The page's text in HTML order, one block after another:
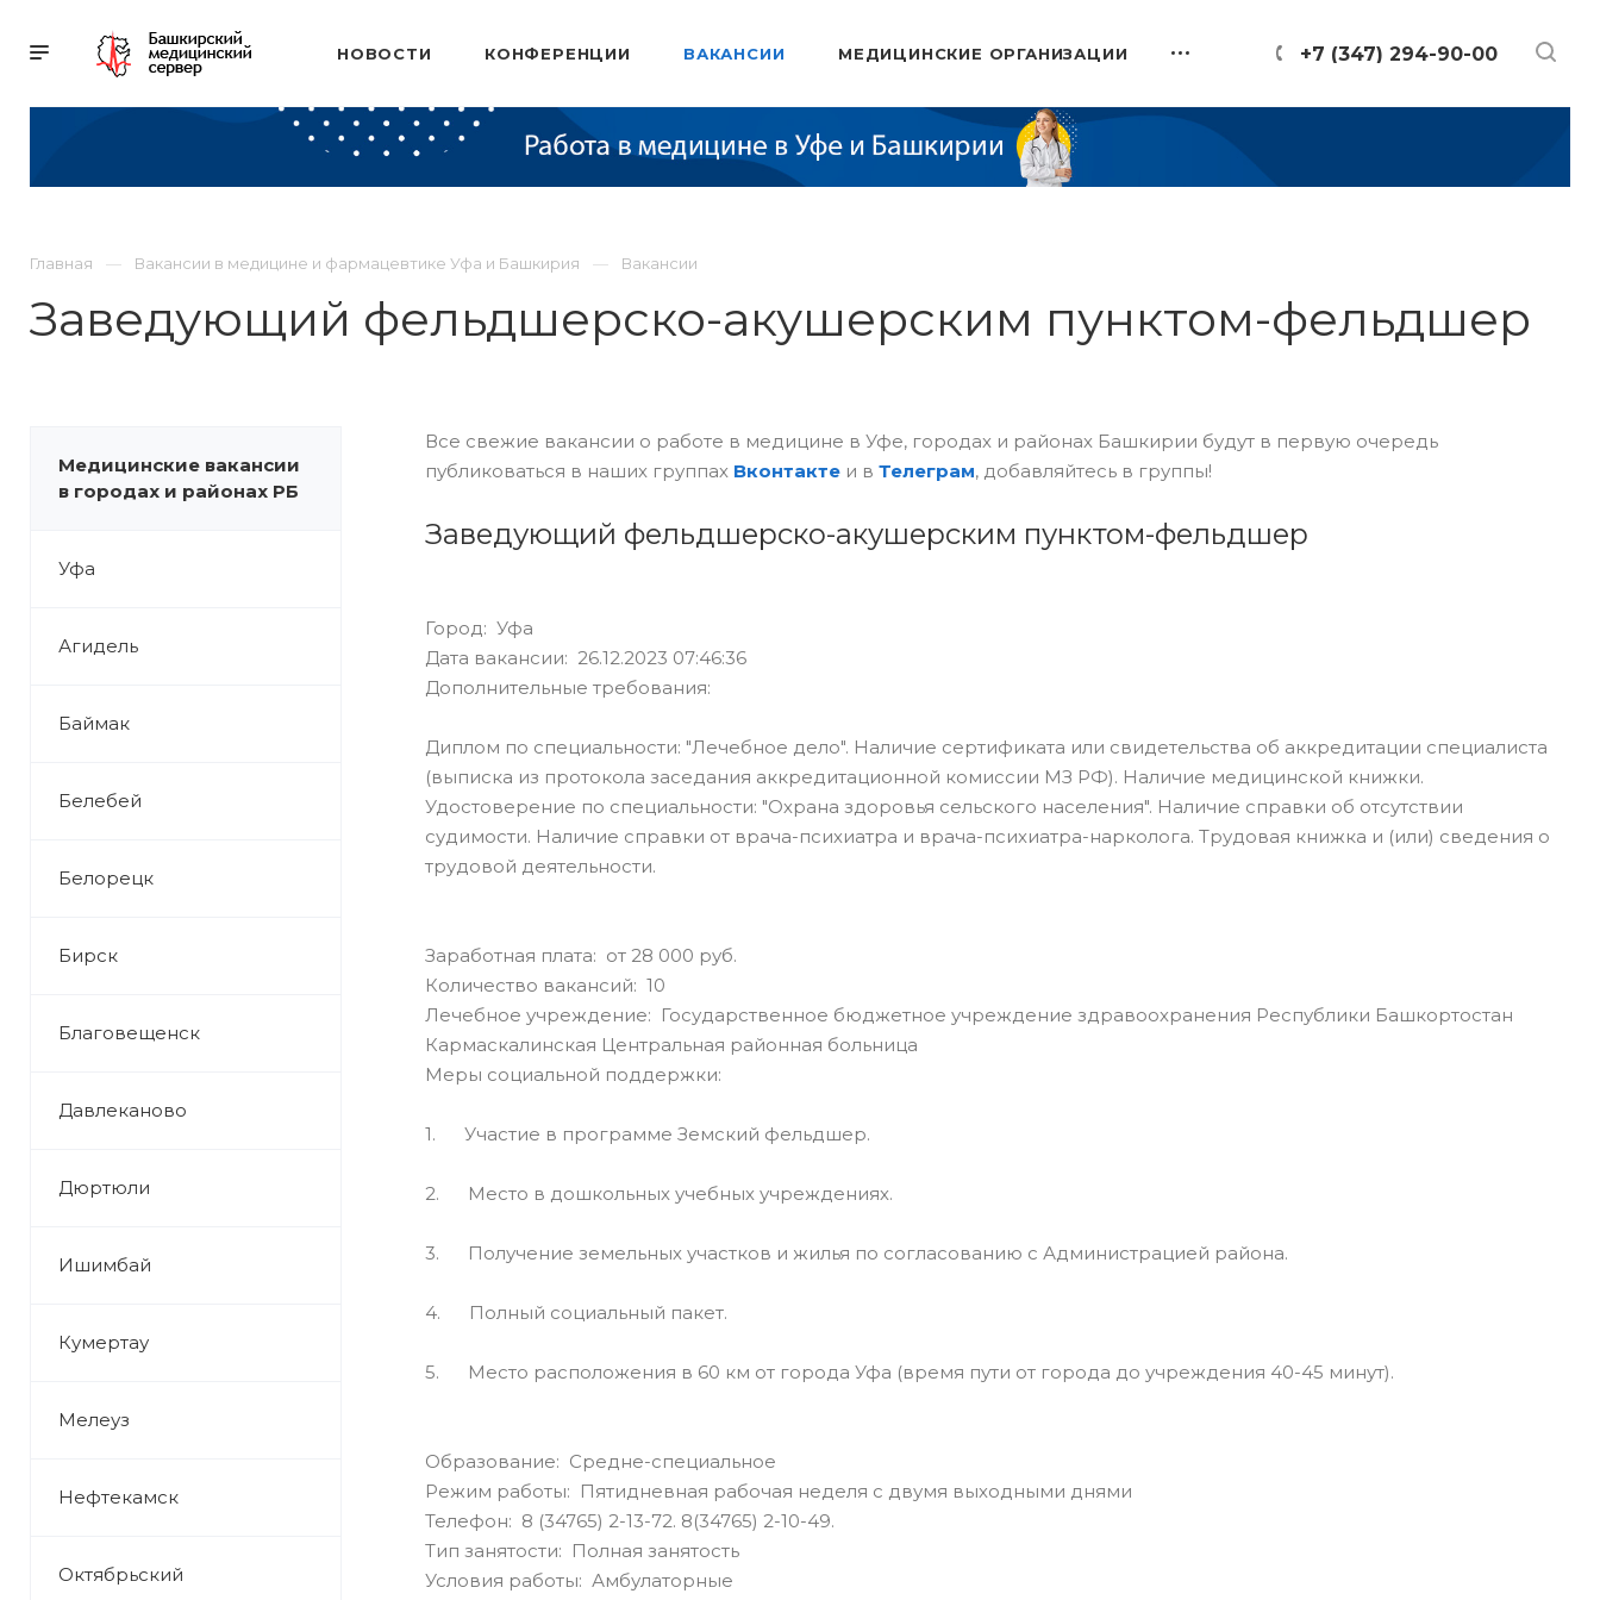
+7 (347) 294-90-00
НОВОСТИ КОНФЕРЕНЦИИ ВАКАНСИИ МЕДИЦИНСКИЕ ОРГАНИЗАЦИИ
Главная Вакансии в медицине и фармацевтике Уфа и Башкирия Вакансии
Заведующий фельдшерско-акушерским пунктом-фельдшер
Медицинские вакансии
в городах и районах РБ
Уфа
Агидель
Баймак
Белебей
Белорецк
Бирск
Благовещенск
Давлеканово
Дюртюли
Ишимбай
Кумертау
Мелеуз
Нефтекамск
Октябрьский
Все свежие вакансии о работе в медицине в Уфе, городах и районах Башкирии будут в первую очередь
публиковаться в наших группах Вконтактеи в Телеграм, добавляйтесь в группы!
Заведующий фельдшерско-акушерским пунктом-фельдшер
Город: Уфа
Дата вакансии: 26.12.2023 07:46:36
Дополнительные требования:
Диплом по специальности: "Лечебное дело". Наличие сертификата или свидетельства об аккредитации специалиста
(выписка из протокола заседания аккредитационной комиссии МЗ РФ). Наличие медицинской книжки.
Удостоверение по специальности: "Охрана здоровья сельского населения". Наличие справки об отсутствии
судимости. Наличие справки от врача-психиатра и врача-психиатра-нарколога. Трудовая книжка и (или) сведения о
трудовой деятельности.
Заработная плата: от 28 000 руб.
Количество вакансий: 10
Лечебное учреждение: Государственное бюджетное учреждение здравоохранения Республики Башкортостан
Кармаскалинская Центральная районная больница
Меры социальной поддержки:
1. Участие в программе Земский фельдшер.
2. Место в дошкольных учебных учреждениях.
3. Получение земельных участков и жилья по согласованию с Администрацией района.
4. Полный социальный пакет.
5. Место расположения в 60 км от города Уфа (время пути от города до учреждения 40-45 минут).
Образование: Средне-специальное
Режим работы: Пятидневная рабочая неделя с двумя выходными днями
Телефон: 8 (34765) 2-13-72. 8(34765) 2-10-49.
Тип занятости: Полная занятость
Условия работы: Амбулаторные